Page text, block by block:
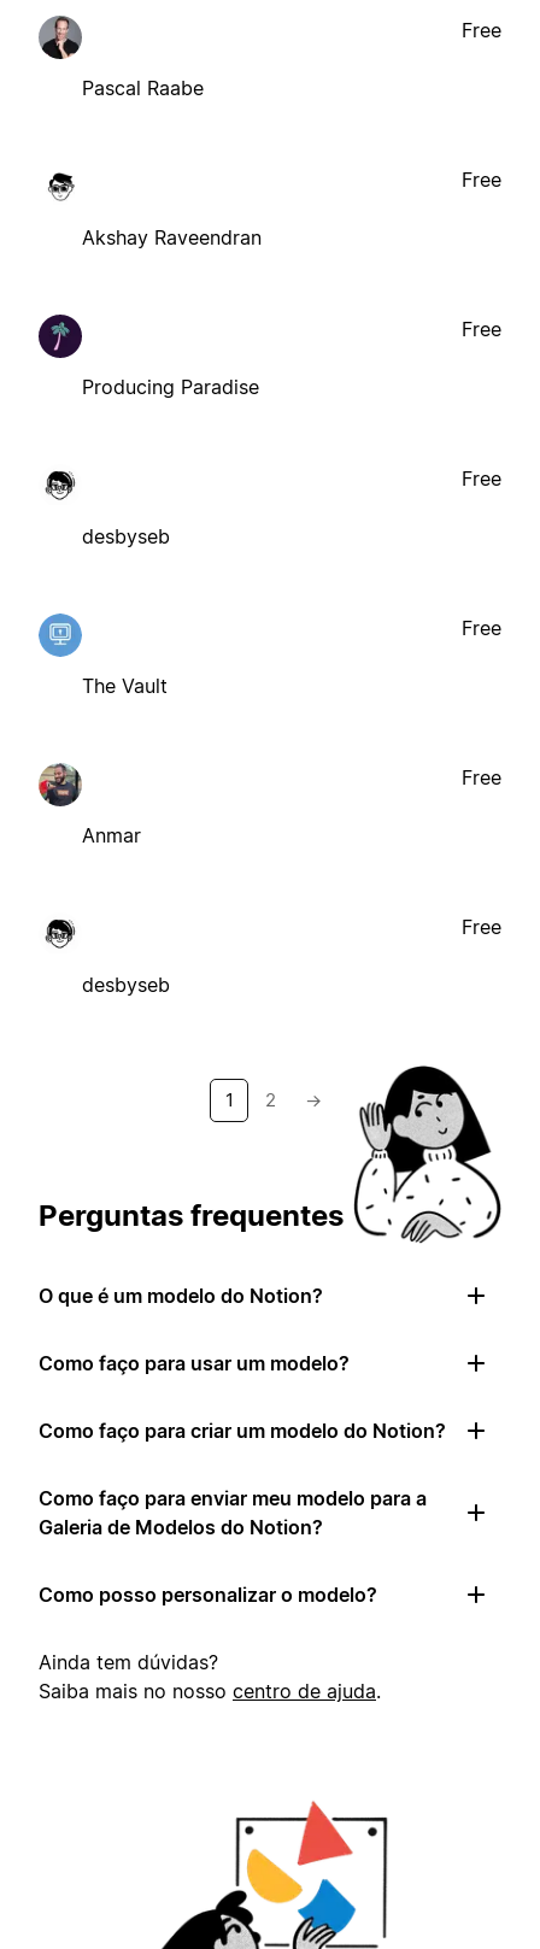
Pascal Raabe
Free
Akshay Raveendran
Free
Producing Paradise
Free
desbyseb
Free
The Vault
Free
Anmar
Free
desbyseb
Free
1 2 →
Perguntas frequentes
O que é um modelo do Notion?
Como faço para usar um modelo?
Como faço para criar um modelo do Notion?
Como faço para enviar meu modelo para a
Galeria de Modelos do Notion?
Como posso personalizar o modelo?
Ainda tem dúvidas?
Saiba mais no nosso centro de ajuda.